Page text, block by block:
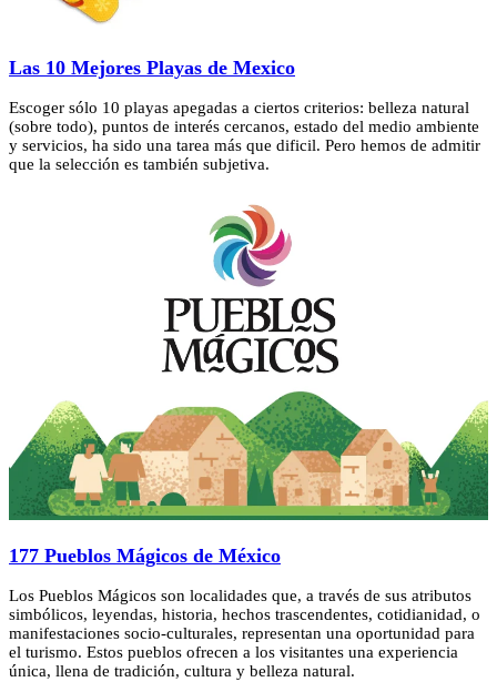
Las 10 Mejores Playas de Mexico
Escoger sólo 10 playas apegadas a ciertos criterios: belleza natural
(sobre todo), puntos de interés cercanos, estado del medio ambiente
y servicios, ha sido una tarea más que dificil. Pero hemos de admitir
que la selección es también subjetiva.
177 Pueblos Mágicos de México
Los Pueblos Mágicos son localidades que, a través de sus atributos
simbólicos, leyendas, historia, hechos trascendentes, cotidianidad, o
manifestaciones socio-culturales, representan una oportunidad para
el turismo. Estos pueblos ofrecen a los visitantes una experiencia
única, llena de tradición, cultura y belleza natural.